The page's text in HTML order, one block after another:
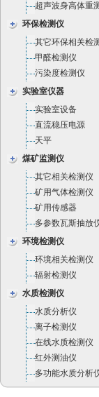
超声波身高体重
环保检测仪
其它环保相关检
甲醛检测仪
污染度检测仪
实验室仪器
实验室设备
直流稳压电源
天平
煤矿监测仪
其它相关检测仪
矿用气体检测仪
矿用传感器
多参数瓦斯抽放
环境检测仪
环境相关检测仪
辐射检测仪
水质检测仪
水质分析仪
离子检测仪
在线水质检测仪
红外测油仪
多功能水质分析